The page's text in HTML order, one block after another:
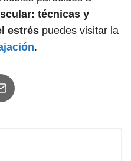
técnicas y
estrés puedes visitar la
.